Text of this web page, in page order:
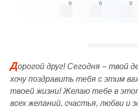
0 0 0
Дорогой друг! Сегодня – твой
хочу поздравить тебя с этим
твоей жизни! Желаю тебе в
всех желаний, счастья, любви и